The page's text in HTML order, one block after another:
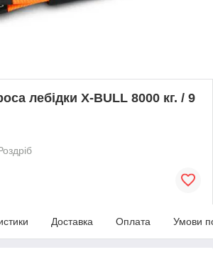
лебідки X-BULL 8000 кг. / 9
Доставка Оплата Умови